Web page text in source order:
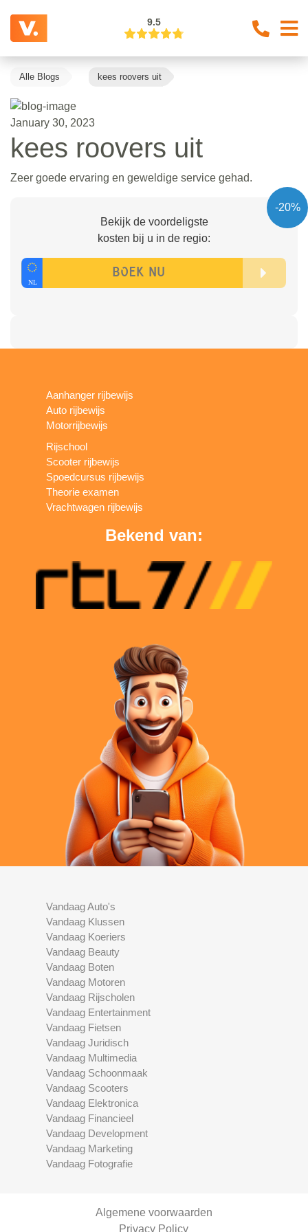
9.5
Alle Blogs kees roovers uit
January 30, 2023
kees roovers uit
Zeer goede ervaring en geweldige service gehad.
-20%
Bekijk de voordeligste
kosten bij u in de regio:
Aanhanger rijbewijs
Auto rijbewijs
Motorrijbewijs
Rijschool
Scooter rijbewijs
Spoedcursus rijbewijs
Theorie examen
Vrachtwagen rijbewijs
Bekend van:
Vandaag Auto's
Vandaag Klussen
Vandaag Koeriers
Vandaag Beauty
Vandaag Boten
Vandaag Motoren
Vandaag Rijscholen
Vandaag Entertainment
Vandaag Fietsen
Vandaag Juridisch
Vandaag Multimedia
Vandaag Schoonmaak
Vandaag Scooters
Vandaag Elektronica
Vandaag Financieel
Vandaag Development
Vandaag Marketing
Vandaag Fotografie
Algemene voorwaarden
Privacy Policy